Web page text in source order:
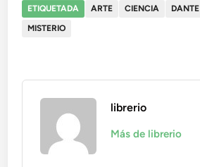
ETIQUETADA ARTE CIENCIA DANTE
MISTERIO
librerio
Más de librerio